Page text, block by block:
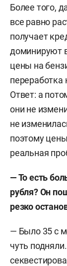
Более того,
все равно
получает
доминируют
цены на
Ответ: а
они не
не
поэтому
реальная
— То есть
рубля? Он
резко
— Было 35 с
чуть